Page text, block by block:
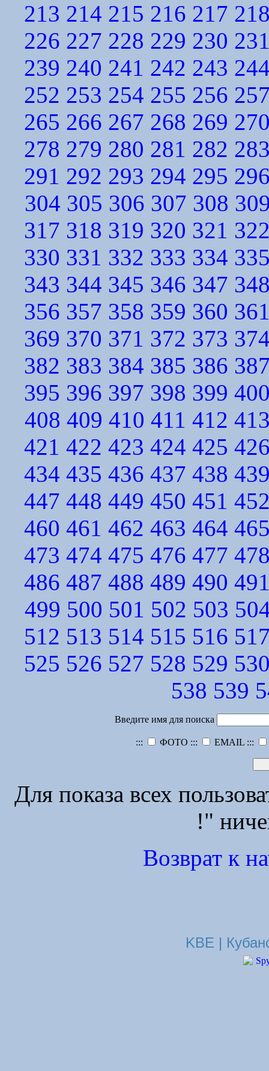
213 214 215 216 217
226 227 228 229 230
239 240 241 242 243
252 253 254 255 256
265 266 267 268 269
278 279 280 281 282
291 292 293 294 295
304 305 306 307 308
317 318 319 320 321
330 331 332 333 334
343 344 345 346 347
356 357 358 359 360
369 370 371 372 373
382 383 384 385 386
395 396 397 398 399
408 409 410 411 412
421 422 423 424 425
434 435 436 437 438
447 448 449 450 451
460 461 462 463 464
473 474 475 476 477
486 487 488 489 490
499 500 501 502 503
512 513 514 515 516
525 526 527 528 529
538 539
Введите имя для поиска
::: ФОТО ::: EMAIL :::
Для показа всех
!"
Возврат к
KBE |